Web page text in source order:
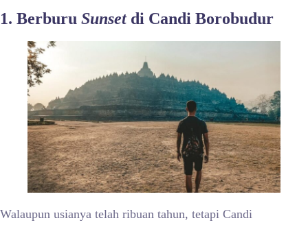
1. Berburu Sunsetdi Candi Borobudur
Walaupun usianya telah ribuan tahun, tetapi Candi